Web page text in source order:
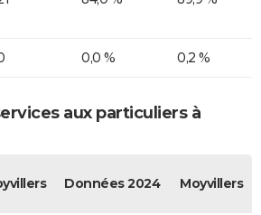
0,0 % 0,2 %
aux particuliers à
Données 2024 Moyvillers